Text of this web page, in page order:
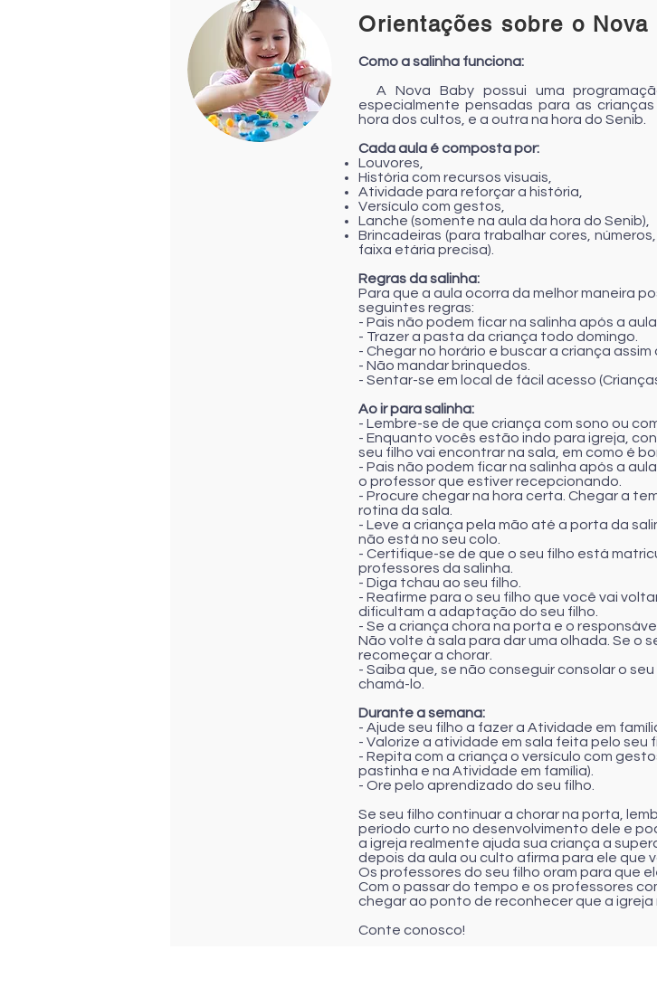
Orientações sobre o Nova
Como a salinha funciona:
A Nova Baby possui uma
especialmente pensadas para as
hora dos cultos, e a outra na hora do Senib.
Cada aula é composta por:
Louvores,
História com recursos visuais,
Atividade para reforçar a história,
Versículo com gestos,
Lanche (somente na aula da hora do Senib),
Brincadeiras (para trabalhar cores,
faixa etária precisa).
Regras da salinha:
Para que a aula ocorra da melhor maneira
seguintes regras:
- Pais não podem ficar na salinha após a
- Trazer a pasta da criança todo domingo.
- Chegar no horário e buscar a criança assim
- Não mandar brinquedos.
- Sentar-se em local de fácil acesso
Ao ir para salinha:
- Lembre-se de que criança com sono ou
- Enquanto vocês estão indo para igreja,
seu filho vai encontrar na sala, em como é
- Pais não podem ficar na salinha após a
o professor que estiver recepcionando.
- Procure chegar na hora certa. Chegar a
rotina da sala.
- Leve a criança pela mão até a porta da
não está no seu colo.
- Certifique-se de que o seu filho está
professores da salinha.
- Diga tchau ao seu filho.
- Reafirme para o seu filho que você vai
dificultam a adaptação do seu filho.
- Se a criança chora na porta e o
Não volte à sala para dar uma olhada. Se o
recomeçar a chorar.
- Saiba que, se não conseguir consolar o
chamá-lo.
Durante a semana:
- Ajude seu filho a fazer a Atividade em
- Valorize a atividade em sala feita pelo seu
- Repita com a criança o versículo com
pastinha e na Atividade em família).
- Ore pelo aprendizado do seu filho.
Se seu filho continuar a chorar na porta,
período curto no desenvolvimento dele e
a igreja realmente ajuda sua criança a
depois da aula ou culto afirma para ele que
Os professores do seu filho oram para que
Com o passar do tempo e os professores
chegar ao ponto de reconhecer que a igreja
Conte conosco!